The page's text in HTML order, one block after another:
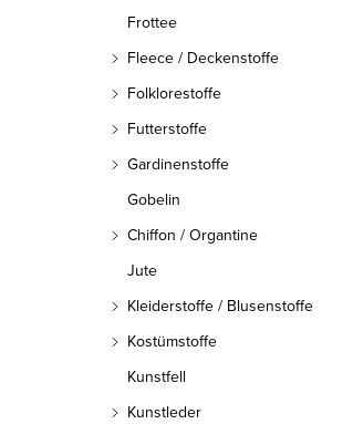
Frottee
Fleece / Deckenstoffe
Folklorestoffe
Futterstoffe
Gardinenstoffe
Gobelin
Chiffon / Organtine
Jute
Kleiderstoffe / Blusenstoffe
Kostümstoffe
Kunstfell
Kunstleder